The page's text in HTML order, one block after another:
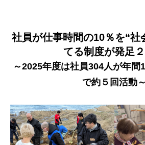
社員が仕事時間の10％を“社
てる制度が発足
～2025年度は社員304人が年間
で約５回活動～